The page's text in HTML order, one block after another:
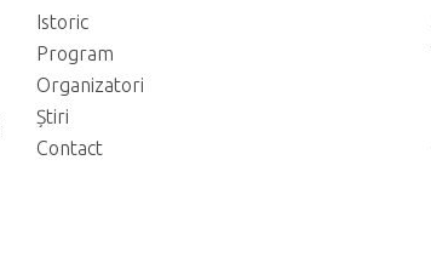
Istoric
Program
Organizatori
Știri
Contact